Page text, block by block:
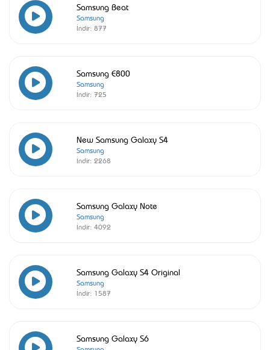
Samsung Beat
Samsung
İndir: 877
Samsung E800
Samsung
İndir: 725
New Samsung Galaxy S4
Samsung
İndir: 2268
Samsung Galaxy Note
Samsung
İndir: 4092
Samsung Galaxy S4 Original
Samsung
İndir: 1587
Samsung Galaxy S6